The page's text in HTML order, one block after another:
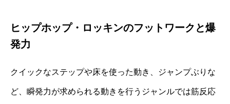
ヒップホップ・ロッキンのフットワークと爆
発力
クイックなステップや床を使った動き、ジャンプぶりな
ど、瞬発力が求められる動きを行うジャンルでは筋反応